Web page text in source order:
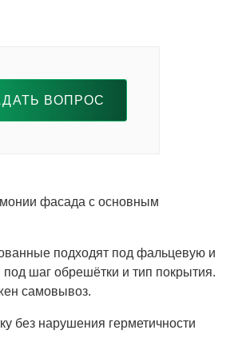
ВОПРОС
фасада с основным
подходят под фальцевую и
шаг обрешётки и тип покрытия.
самовывоз.
без нарушения герметичности